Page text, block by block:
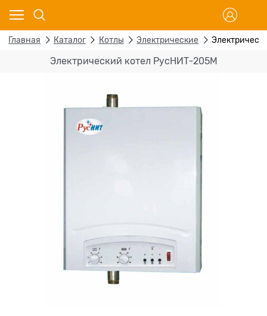
Главная Каталог Котлы Электрические
Электрический котел РусНИТ-205М